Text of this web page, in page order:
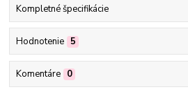
Kompletné špecifikácie
Hodnotenie 5
Komentáre 0